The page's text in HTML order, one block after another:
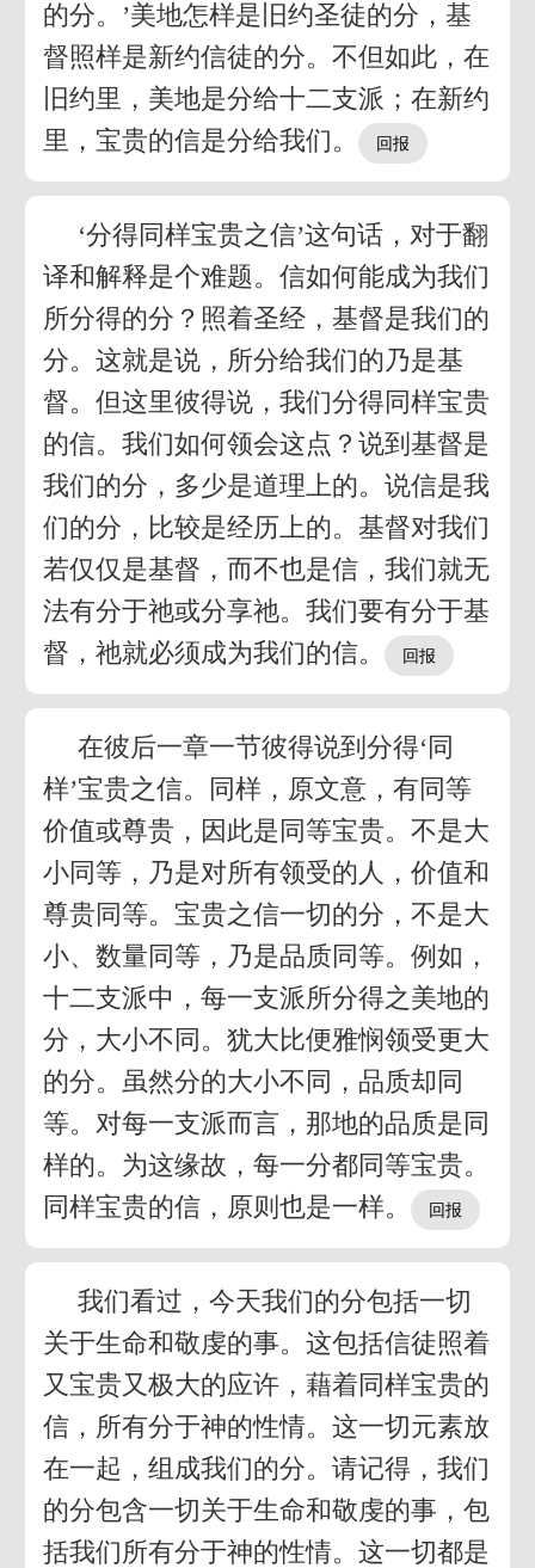
的分。’美地怎样是旧约圣徒的分，基
督照样是新约信徒的分。不但如此，在
旧约里，美地是分给十二支派；在新约
里，宝贵的信是分给我们。
‘分得同样宝贵之信’这句话，对于翻
译和解释是个难题。信如何能成为我们
所分得的分？照着圣经，基督是我们的
分。这就是说，所分给我们的乃是基
督。但这里彼得说，我们分得同样宝贵
的信。我们如何领会这点？说到基督是
我们的分，多少是道理上的。说信是我
们的分，比较是经历上的。基督对我们
若仅仅是基督，而不也是信，我们就无
法有分于祂或分享祂。我们要有分于基
督，祂就必须成为我们的信。
在彼后一章一节彼得说到分得‘同
样’宝贵之信。同样，原文意，有同等
价值或尊贵，因此是同等宝贵。不是大
小同等，乃是对所有领受的人，价值和
尊贵同等。宝贵之信一切的分，不是大
小、数量同等，乃是品质同等。例如，
十二支派中，每一支派所分得之美地的
分，大小不同。犹大比便雅悯领受更大
的分。虽然分的大小不同，品质却同
等。对每一支派而言，那地的品质是同
样的。为这缘故，每一分都同等宝贵。
同样宝贵的信，原则也是一样。
我们看过，今天我们的分包括一切
关于生命和敬虔的事。这包括信徒照着
又宝贵又极大的应许，藉着同样宝贵的
信，所有分于神的性情。这一切元素放
在一起，组成我们的分。请记得，我们
的分包含一切关于生命和敬虔的事，包
括我们所有分于神的性情。这一切都是